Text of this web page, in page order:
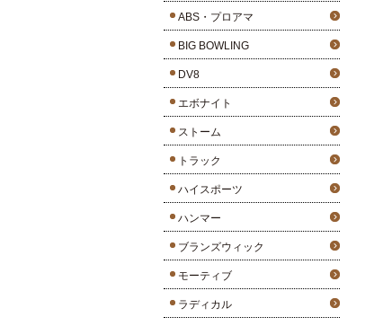
ABS・プロアマ
BIG BOWLING
DV8
エボナイト
ストーム
トラック
ハイスポーツ
ハンマー
ブランズウィック
モーティブ
ラディカル